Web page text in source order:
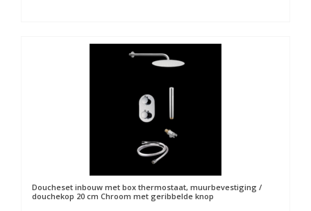
Doucheset inbouw met box thermostaat, muurbevestiging /
douchekop 20 cm Chroom met geribbelde knop